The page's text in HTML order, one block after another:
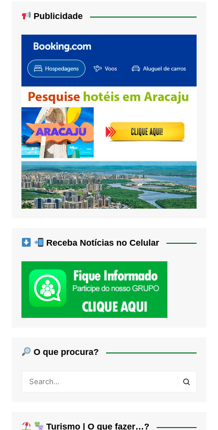
Publicidade
Receba Notícias no Celular
O que procura?
Turismo | O que fazer…?